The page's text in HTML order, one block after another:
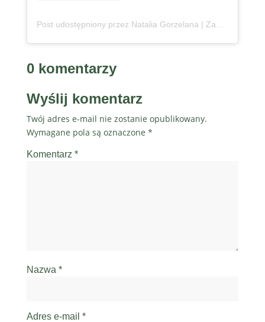
0 komentarzy
Wyślij komentarz
Twój adres e-mail nie zostanie opublikowany.
Wymagane pola są oznaczone *
Komentarz *
Nazwa *
Adres e-mail *